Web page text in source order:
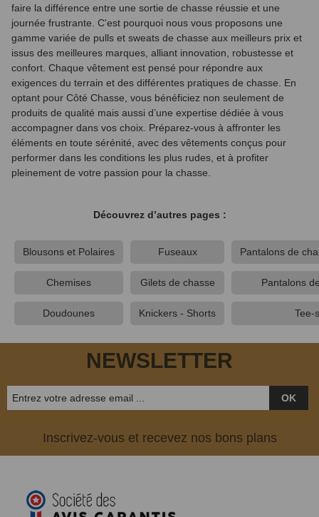
faire la différence entre une sortie de chasse réussie et une
journée frustrante. C'est pourquoi nous vous proposons une
gamme variée de pulls et sweats de chasse aux meilleurs prix et
issus des meilleures marques, alliant innovation, robustesse et
confort. Chaque vêtement est pensé pour répondre aux
exigences du terrain et des différentes pratiques de chasse. En
optant pour Côté Chasse, vous bénéficiez non seulement de
produits de qualité mais aussi d’une expertise dédiée à vous
accompagner dans vos choix. Préparez-vous à affronter les
éléments en toute sérénité, avec des vêtements conçus pour
performer dans les conditions les plus rudes, et à profiter
pleinement de votre passion pour la chasse.
Découvrez d’autres pages :
Blousons et Polaires
Chemises
Doudounes
Fuseaux
Gilets de chasse
Knickers - Shorts
Pantalons de
Pantalons
Tee-
NEWSLETTER
OK
Inscrivez-vous et recevez nos bons plans